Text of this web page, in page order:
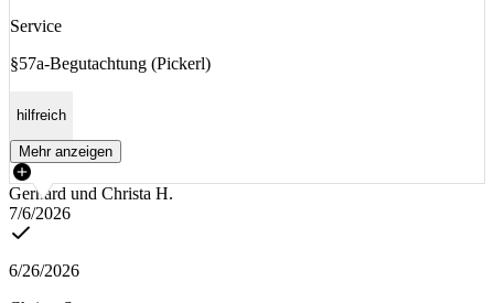
Service
§57a-Begutachtung (Pickerl)
hilfreich
Mehr anzeigen
Gerhard und Christa H.
7/6/2026
6/26/2026